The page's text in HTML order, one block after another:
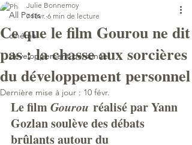
All Posts
cinéma
développement personnel
Ce que le film Gourou ne dit
pas : la chasse aux sorcières
du développement personnel
Julie Bonnemoy
7 févr. 6 min de lecture
Dernière mise à jour : 10 févr.
Le film Gourou réalisé par Yann
Gozlansoulève des débats
brûlants autour du